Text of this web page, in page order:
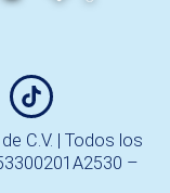
C.V. | Todos los
–